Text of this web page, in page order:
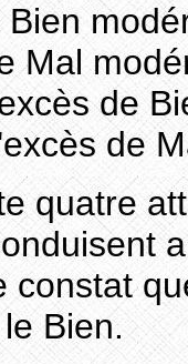
Bien
Mal
de
de
quatre
constat
Bien.